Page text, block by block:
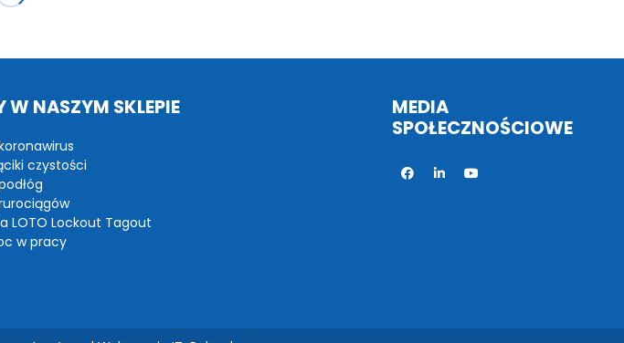
W NASZYM SKLEPIE
czystości
LOTO Lockout Tagout
w pracy
MEDIA
SPOŁECZNOŚCIOWE